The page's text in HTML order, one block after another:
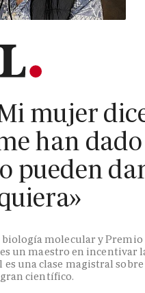
mujer
han dado
pueden
biología molecular y Premio
un maestro en incentivar
una clase magistral sobre
científico.